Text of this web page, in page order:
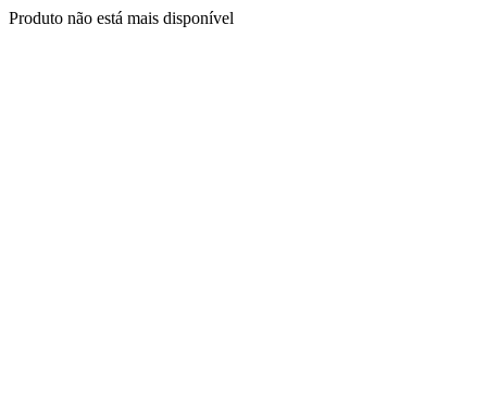
Produto não está mais disponível